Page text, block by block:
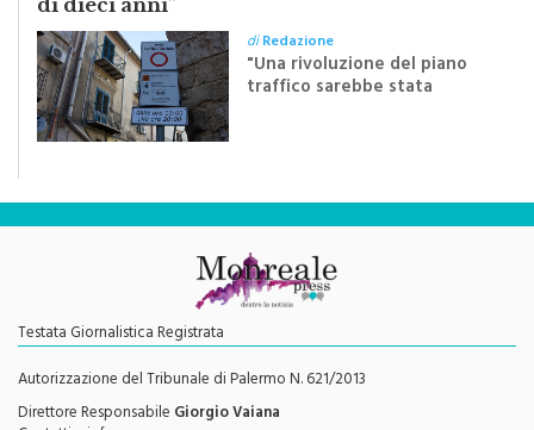
“Il nuovo piano traffico? Un passo indietro
di dieci anni”
diRedazione
"Una rivoluzione del piano
Testata Giornalistica Registrata
Autorizzazione del Tribunale di Palermo N. 621/2013